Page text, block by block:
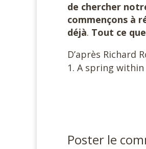
de chercher
commençons à
déjà. Tout ce
D’après Richard
A spring within
Poster le